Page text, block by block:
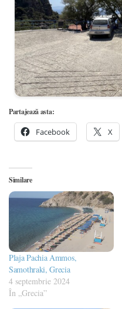
Partajează asta:
Facebook X
Similare
Plaja Pachia Ammos,
Samothraki, Grecia
4 septembrie 2024
În „Grecia”